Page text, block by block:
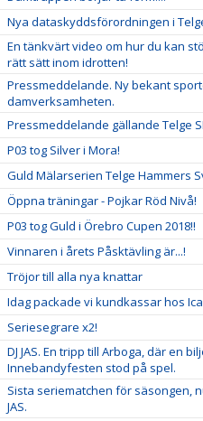
Nya dataskyddsförordningen i
En tänkvärt video om hur du kan
rätt sätt inom idrotten!
Pressmeddelande. Ny bekant
damverksamheten.
Pressmeddelande gällande Telge
P03 tog Silver i Mora!
Guld Mälarserien Telge Hammers
Öppna träningar - Pojkar Röd Nivå!
P03 tog Guld i Örebro Cupen 2018!!
Vinnaren i årets Påsktävling är...!
Tröjor till alla nya knattar
Idag packade vi kundkassar hos
Seriesegrare x2!
DJ JAS. En tripp till Arboga, där en
Innebandyfesten stod på spel.
Sista seriematchen för säsongen,
JAS.